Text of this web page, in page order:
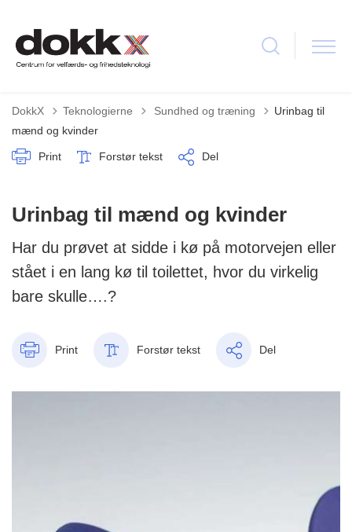
DokkX Teknologierne Tilbage til
Sundhed og træning
Urinbag til
mænd og kvinder
Print Forstør tekst Del
Urinbag til mænd og kvinder
Har du prøvet at sidde i kø på motorvejen eller
stået i en lang kø til toilettet, hvor du virkelig
bare skulle….?
Print Forstør tekst Del